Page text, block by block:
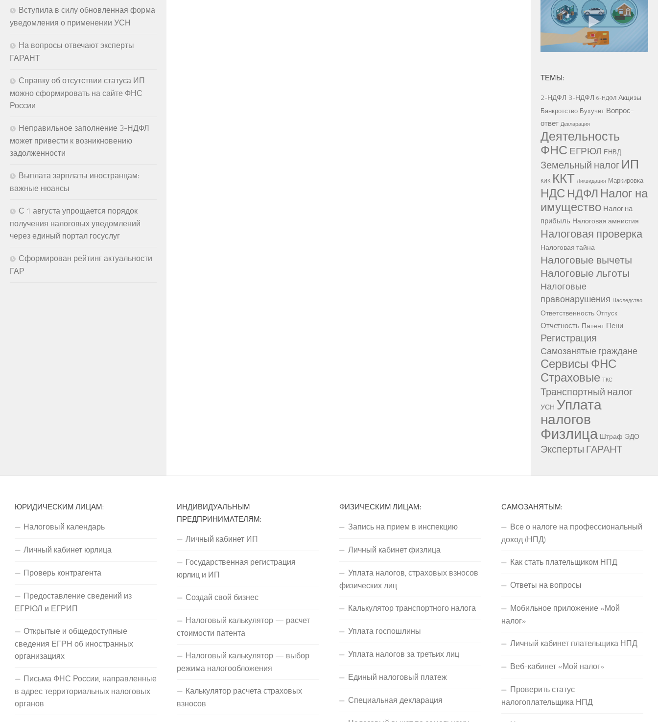
Вступила в силу обновленная форма
уведомления о применении УСН
На вопросы отвечают эксперты
ГАРАНТ
Справку об отсутствии статуса ИП
можно сформировать на сайте ФНС
России
Неправильное заполнение 3-НДФЛ
может привести к возникновению
задолженности
Выплата зарплаты иностранцам:
важные нюансы
С 1 августа упрощается порядок
получения налоговых уведомлений
через единый портал госуслуг
Сформирован рейтинг актуальности
ГАР
ТЕМЫ:
2-НДФЛ 3-НДФЛ 6-НДФЛ Акцизы
Банкротство Бухучет Вопрос-
ответ Декларация
Деятельность
ФНС ЕГРЮЛ ЕНВД
Земельный налог ИП
КИК ККТ Ликвидация Маркировка
НДС НДФЛ Налог на
имущество Налог на
прибыль Налоговая амнистия
Налоговая проверка
Налоговая тайна
Налоговые вычеты
Налоговые льготы
Налоговые
правонарушения Наследство
Ответственность Отпуск
Отчетность Патент Пени
Регистрация
Самозанятые граждане
Сервисы ФНС
Страховые ТКС
Транспортный налог
УСН Уплата
налогов
Физлица Штраф ЭДО
Эксперты ГАРАНТ
ЮРИДИЧЕСКИМ ЛИЦАМ:
Налоговый календарь
Личный кабинет юрлица
Проверь контрагента
Предоставление сведений из
ЕГРЮЛ и ЕГРИП
Открытые и общедоступные
сведения ЕГРН об иностранных
организациях
Письма ФНС России, направленные
в адрес территориальных налоговых
органов
ИНДИВИДУАЛЬНЫМ
ПРЕДПРИНИМАТЕЛЯМ:
Личный кабинет ИП
Государственная регистрация
юрлиц и ИП
Создай свой бизнес
Налоговый калькулятор — расчет
стоимости патента
Налоговый калькулятор — выбор
режима налогообложения
Калькулятор расчета страховых
взносов
ФИЗИЧЕСКИМ ЛИЦАМ:
Запись на прием в инспекцию
Личный кабинет физлица
Уплата налогов, страховых взносов
физических лиц
Калькулятор транспортного налога
Уплата госпошлины
Уплата налогов за третьих лиц
Единый налоговый платеж
Специальная декларация
САМОЗАНЯТЫМ:
Все о налоге на профессиональный
доход (НПД)
Как стать плательщиком НПД
Ответы на вопросы
Мобильное приложение «Мой
налог»
Личный кабинет плательщика НПД
Веб-кабинет «Мой налог»
Проверить статус
налогоплательщика НПД